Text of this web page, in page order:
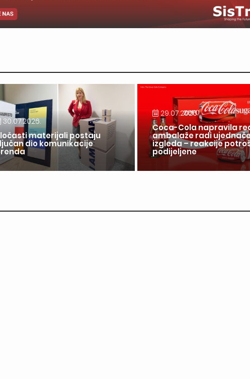
30.07.2026.
materijali postaju
dio komunikacije
29.07.2026.
Coca-Cola napravila
ambalaže radi
izgleda – reakcije
podijeljene